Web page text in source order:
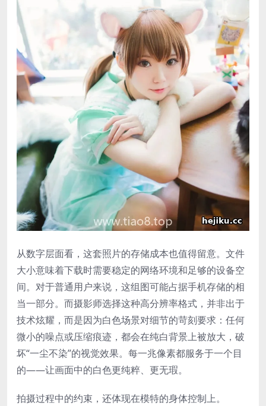
从数字层面看，这套照片的存储成本也值得留意。文件
大小意味着下载时需要稳定的网络环境和足够的设备空
间。对于普通用户来说，这组图可能占据手机存储的相
当一部分。而摄影师选择这种高分辨率格式，并非出于
技术炫耀，而是因为白色场景对细节的苛刻要求：任何
微小的噪点或压缩痕迹，都会在纯白背景上被放大，破
坏“一尘不染”的视觉效果。每一兆像素都服务于一个目
的——让画面中的白色更纯粹、更无瑕。
拍摄过程中的约束，还体现在模特的身体控制上。